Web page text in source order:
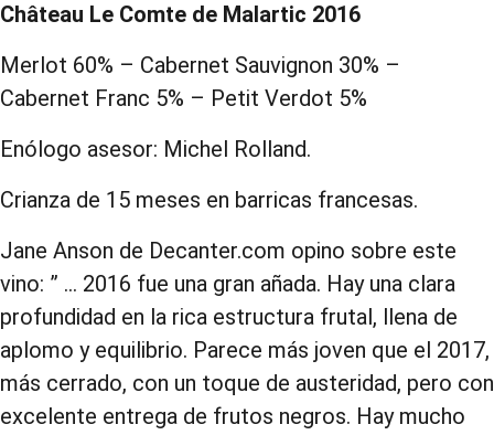
Château Le Comte de Malartic 2016
Merlot 60% – Cabernet Sauvignon 30% –
Cabernet Franc 5% – Petit Verdot 5%
Enólogo asesor: Michel Rolland.
Crianza de 15 meses en barricas francesas.
Jane Anson de Decanter.com opino sobre este
vino: ” … 2016 fue una gran añada. Hay una clara
profundidad en la rica estructura frutal, llena de
aplomo y equilibrio. Parece más joven que el 2017,
más cerrado, con un toque de austeridad, pero con
excelente entrega de frutos negros. Hay mucho